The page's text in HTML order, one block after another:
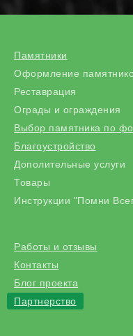
Памятники
Оформление
Реставрация
Ограды и ограждения
Выбор памятника по
Благоустройство
Дополительные услуги
Товары
Инструкции "Помни
Работы и отзывы
Контакты
Блог проекта
Партнерство